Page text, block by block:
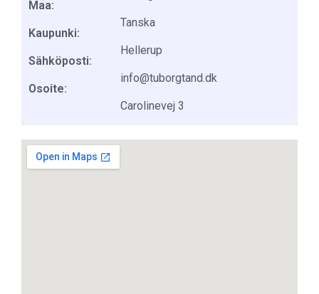
Maa:
Kaupunki:
Sähköposti:
Osoite:
Tanska
Hellerup
info@tuborgtand.dk
Carolinevej 3